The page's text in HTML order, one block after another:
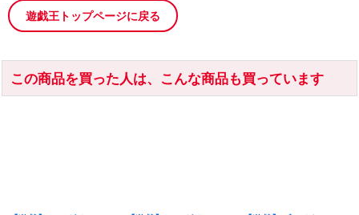
遊戯王トップページに戻る
この商品を買った人は、こんな商品も買っています